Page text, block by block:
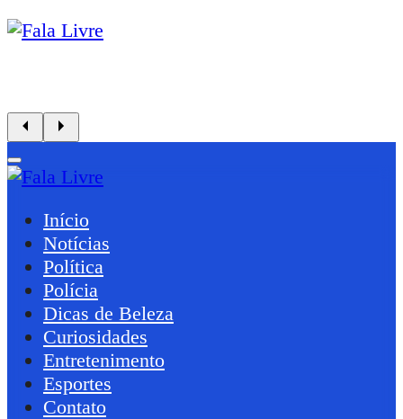
Início
Notícias
Política
Polícia
Dicas de Beleza
Curiosidades
Entretenimento
Esportes
Contato